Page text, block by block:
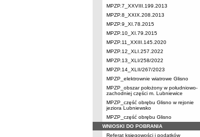
MPZP.7_XXVIII.199.2013
MPZP.8_XXIX.208.2013
MPZP.9_XI.78.2015
MPZP.10_XI.79.2015
MPZP.11_XXIII.145.2020
MPZP.12_XLI.257.2022
MPZP.13_XLI/258/2022
MPZP.14_XLII/267/2023
MPZP_elektrownie wiatrowe Glisno
MPZP_obszar położony w południowo-
zachodniej części m. Lubniewice
MPZP_część obrębu Glisno w rejonie
jeziora Lubniewsko
MPZP_część obrębu Glisno
WNIOSKI DO POBRANIA
Referat księgowości i podatków